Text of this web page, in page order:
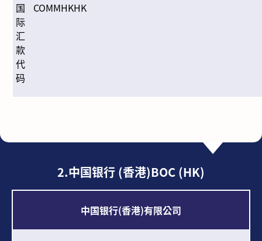
国
际
汇
款
代
码
COMMHKHK
2.中国银行 (香港)BOC (HK)
中国银行(香港)有限公司